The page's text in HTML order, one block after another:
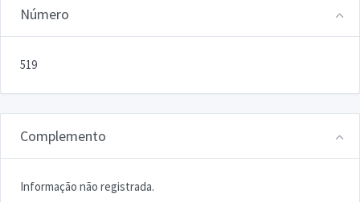
Número
519
Complemento
Informação não registrada.